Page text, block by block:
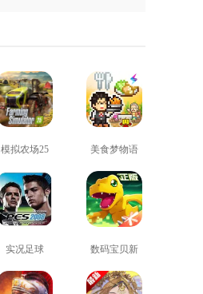
模拟农场25
免费版
查看
美食梦物语
正版
查看
实况足球
2008安卓版
查看
数码宝贝新
世纪免费版
查看